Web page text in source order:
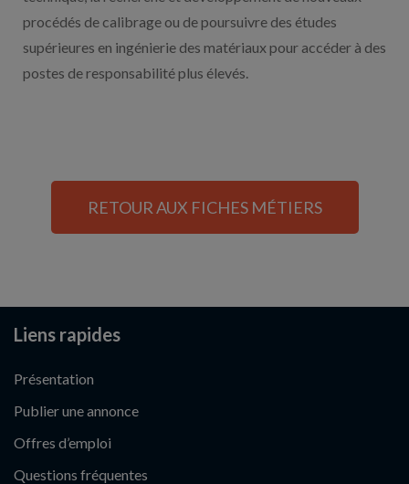
procédés de calibrage ou de poursuivre des études
supérieures en ingénierie des matériaux pour accéder à des
postes de responsabilité plus élevés.
RETOUR AUX FICHES MÉTIERS
Liens rapides
Présentation
Publier une annonce
Offres d’emploi
Questions fréquentes